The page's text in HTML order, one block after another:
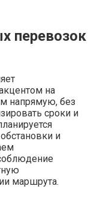
перевозок
на
напрямую, без
сроки и
и
маршрута.